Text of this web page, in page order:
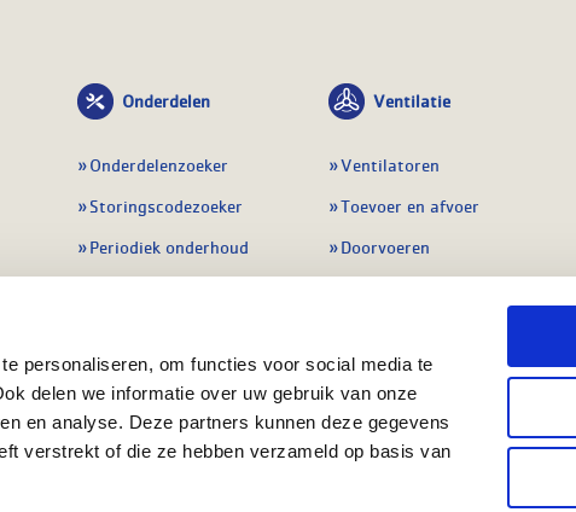
personaliseren, om functies voor social media te
delen we informatie over uw gebruik van onze
en analyse. Deze partners kunnen deze gegevens
verstrekt of die ze hebben verzameld op basis van
Onderdelen
Onderdelenzoeker
Storingscodezoeker
Periodiek onderhoud
Preventie & detectie
Alle onderdelen
Ventilatie
Ventilatoren
Toevoer en afvoer
Doorvoeren
Regelingen